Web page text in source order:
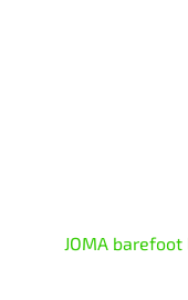
JOMA